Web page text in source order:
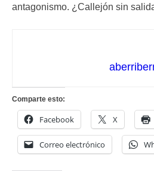
antagonismo. ¿Callejón sin
Comparte esto:
Facebook X
Correo electrónico